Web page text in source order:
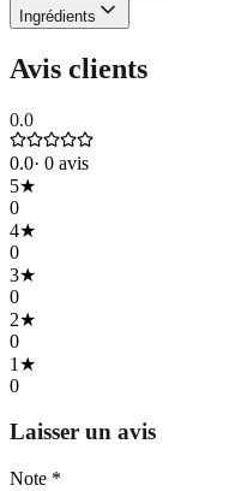
Ingrédients
Avis clients
0.0
0.0· 0 avis
5★
0
4★
0
3★
0
2★
0
1 ★
0
Laisser un avis
Note *